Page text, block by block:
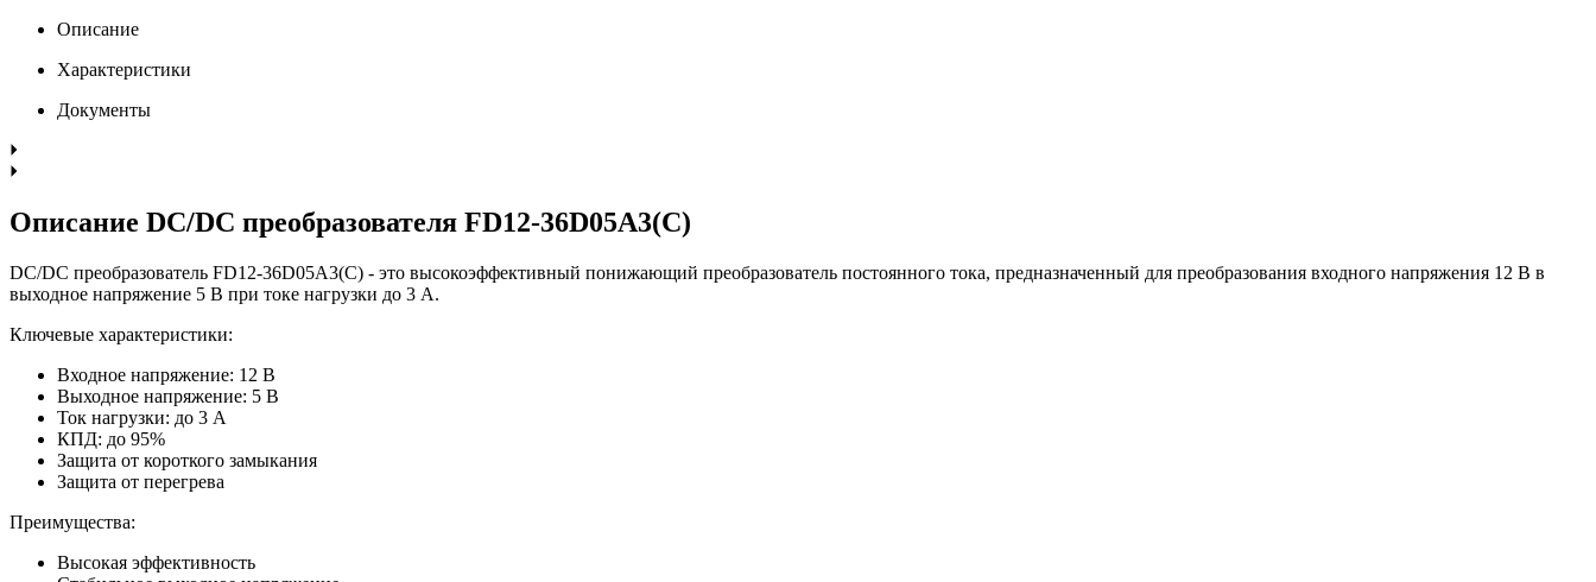
Описание
Характеристики
Документы
Описание DC/DC преобразователя FD12-36D05A3(C)
DC/DC преобразователь FD12-36D05A3(C) - это высокоэффективный понижающий преобразователь постоянного тока, предназначенный для преобразования входного напряжения 12 В в
выходное напряжение 5 В при токе нагрузки до 3 А.
Ключевые характеристики:
Входное напряжение: 12 В
Выходное напряжение: 5 В
Ток нагрузки: до 3 А
КПД: до 95%
Защита от короткого замыкания
Защита от перегрева
Преимущества:
Высокая эффективность